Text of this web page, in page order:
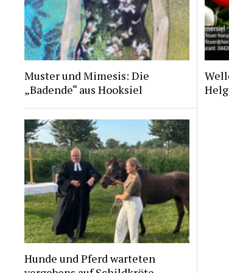
Muster und Mimesis: Die
„Badende“ aus Hooksiel
Hunde und Pferd warteten